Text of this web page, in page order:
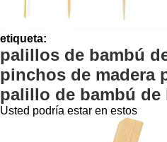
etiqueta:
palillos de bambú
pinchos de madera
palillo de bambú de
Usted podría estar en estos